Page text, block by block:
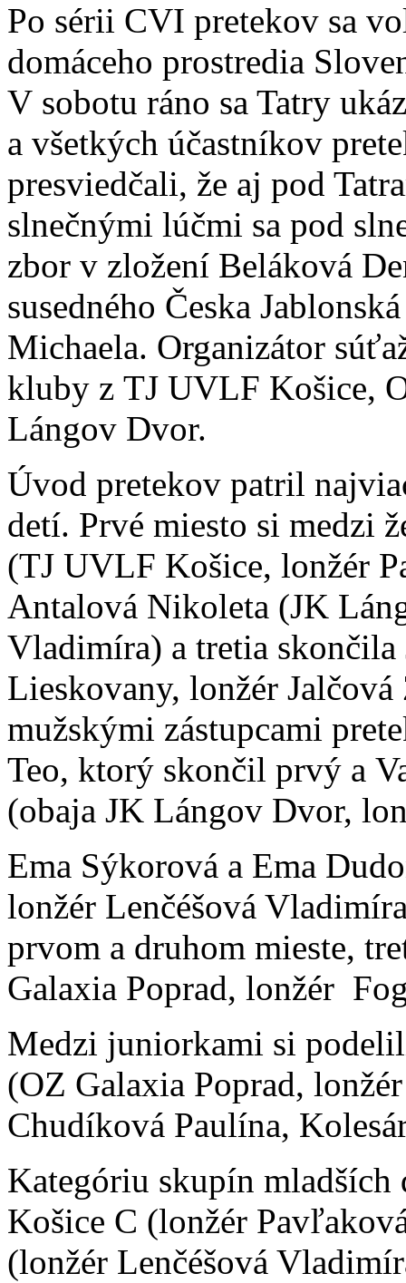
Po sérii CVI pretekov sa
domáceho prostredia
V sobotu ráno sa Tatry
a všetkých účastníkov
presviedčali, že aj pod
slnečnými lúčmi sa pod
zbor v zložení Beláková
susedného Česka
Michaela. Organizátor
kluby z TJ UVLF Košice,
Lángov Dvor.
Úvod pretekov patril
detí. Prvé miesto si medzi
(TJ UVLF Košice, lonžér
Antalová Nikoleta (JK
Vladimíra) a tretia
Lieskovany, lonžér
mužskými zástupcami
Teo, ktorý skončil prvý a
(obaja JK Lángov Dvor,
Ema Sýkorová a Ema
lonžér Lenčéšová
prvom a druhom mieste,
Galaxia Poprad, lonžér
Medzi juniorkami si
(OZ Galaxia Poprad,
Chudíková Paulína,
Kategóriu skupín
Košice C (lonžér
(lonžér Lenčéšová